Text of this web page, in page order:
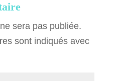
sera pas publiée.
sont indiqués avec